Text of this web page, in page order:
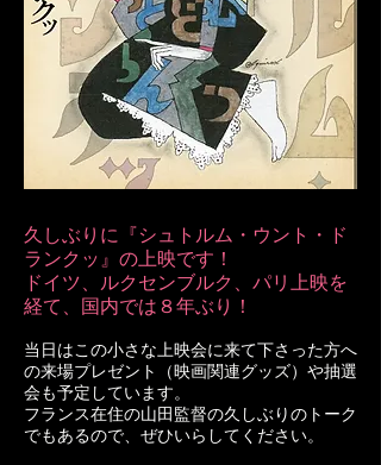
久しぶりに『シュトルム・ウント・ド
ランクッ』の上映です！
ドイツ、ルクセンブルク、パリ上映を
経て、国内では８年ぶり！
当日はこの小さな上映会に来て下さった方へ
の来場プレゼント（映画関連グッズ）や抽選
会も予定しています。
フランス在住の山田監督の久しぶりのトーク
でもあるので、ぜひいらしてください。